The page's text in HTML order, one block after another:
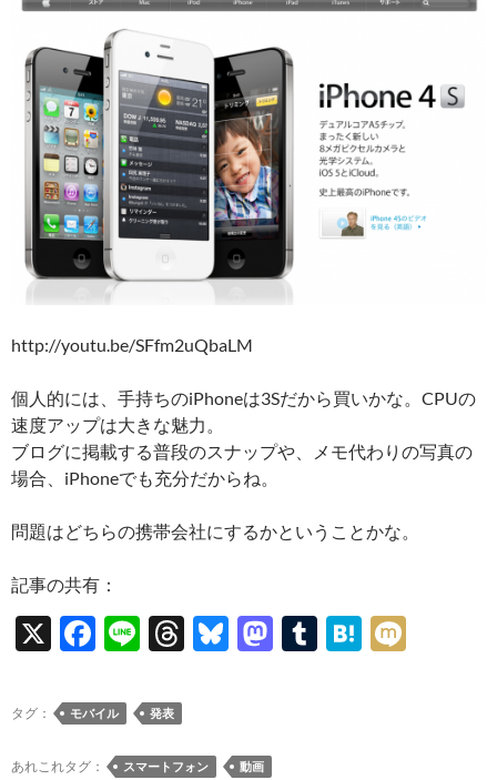
http://youtu.be/SFfm2uQbaLM
個人的には、手持ちのiPhoneは3Sだから買いかな。CPUの
速度アップは大きな魅力。
ブログに掲載する普段のスナップや、メモ代わりの写真の
場合、iPhoneでも充分だからね。
問題はどちらの携帯会社にするかということかな。
記事の共有：
X
F
e
b
Li
e
T
Bl M T
H
タグ： モバイル 発表
あれこれタグ： スマートフォン 動画